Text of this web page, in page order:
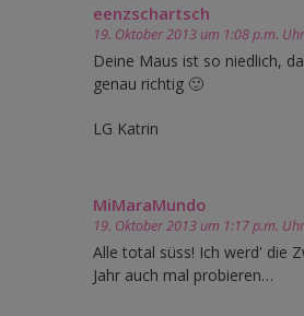
eenzschartsch
19. Oktober 2013 um 1:08 p.m. Uhr
Deine Maus ist so niedlich,
genau richtig 🙂
LG Katrin
MiMaraMundo
19. Oktober 2013 um 1:17 p.m. Uhr
Alle total süss! Ich werd' die
Jahr auch mal probieren…